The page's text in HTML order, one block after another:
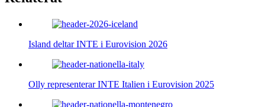
Island deltar INTE i Eurovision 2026
Olly representerar INTE Italien i Eurovision 2025